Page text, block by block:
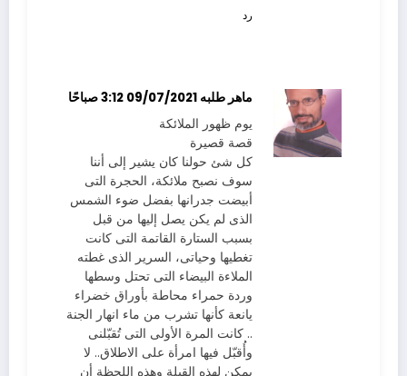
رد
ماهر طلبه 09/07/2021 3:12 صباحًا
يوم ظهور الملائكة
قصة قصيرة
كل شئ حولنا كان يشير إلى أننا
سوف نصبح ملائكة، الحجرة التى
أبيضت جدرانها بفضل ضوء الشمس
الذى لم يكن يصل إليها من قبل
بسبب الستارة القاتمة التى كانت
تغطيها وحياتى، السرير الذى غطته
الملاءة البيضاء التى تحتل وسطها
وردة حمراء محاطة بأوراق خضراء
يانعة كأنها تشرب من ماء انهار الجنة
.. كانت المرة الأولى التى تُقبّلنى
وأُقبّل فيها امرأة على الاطلاق.. لا
يمكن لهذه القبلة وهذه اللحظة أن